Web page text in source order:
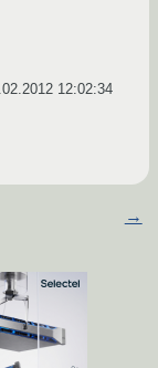
12:02:34
→